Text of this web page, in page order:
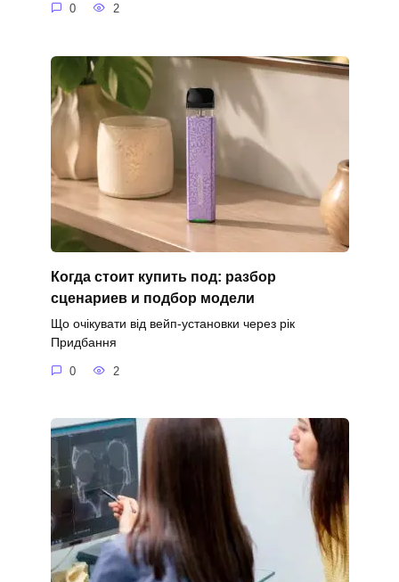
0 2
Когда стоит купить под: разбор
сценариев и подбор модели
Що очікувати від вейп-установки через рік
Придбання
0 2